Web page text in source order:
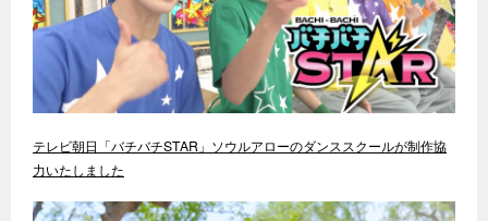
テレビ朝日「バチバチSTAR」ソウルアローのダンススクールが制作協
力いたしました